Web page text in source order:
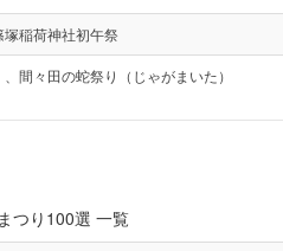
稲荷神社初午祭
間々田の蛇祭り（じゃがまいた）
つり100選 一覧